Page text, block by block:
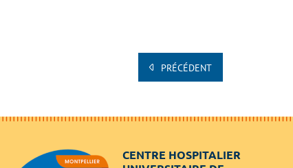
PRÉCÉDENT
CENTRE HOSPITALIER